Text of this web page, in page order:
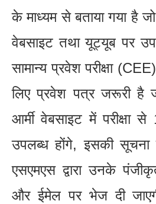
के माध्यम से बताया गया है
वेबसाइट तथा यूट्यूब पर
सामान्य प्रवेश परीक्षा
लिए प्रवेश पत्र जरूरी है
आर्मी वेबसाइट में परीक्षा
उपलब्ध होंगे, इसकी सूचना
एसएमएस द्वारा उनके
और ईमेल पर भेज दी